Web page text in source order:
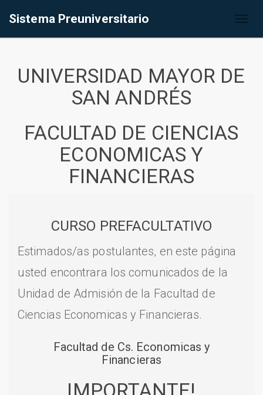
Sistema Preuniversitario
UNIVERSIDAD MAYOR DE
SAN ANDRÉS
FACULTAD DE CIENCIAS
ECONOMICAS Y
FINANCIERAS
CURSO PREFACULTATIVO
Estimados/as postulantes, en este página
usted encontrara los comunicados de la
Unidad de Admisión de la Facultad de
Ciencias Economicas y Financieras.
Facultad de Cs. Economicas y
Financieras
IMPORTANTE!